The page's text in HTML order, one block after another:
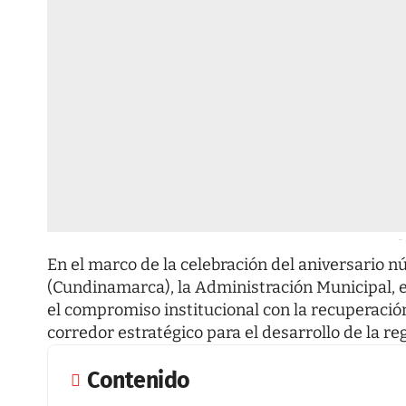
-
En el marco de la celebración del aniversario
(Cundinamarca), la Administración Municipal,
el compromiso institucional con la
corredor estratégico para el desarrollo de la
Contenido